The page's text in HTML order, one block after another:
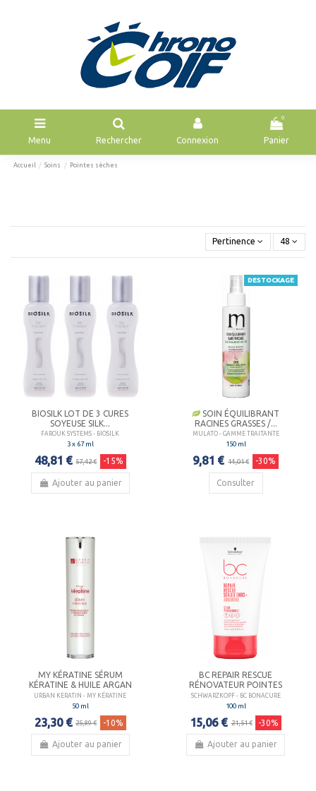
Menu Rechercher Connexion
0
Panier
Accueil Soins Pointes sèches
Pertinence 48
BIOSILK LOT DE 3 CURES
SOYEUSE SILK...
FAROUK SYSTEMS - BIOSILK
3 x 67 ml
48,81 € 57,42 € -15%
Ajouter au panier
DESTOCKAGE
SOIN ÉQUILIBRANT
RACINES GRASSES /...
MULATO - GAMME TRAITANTE
150 ml
9,81 € 14,01 € -30%
Consulter
MY KÉRATINE SÉRUM
KÉRATINE & HUILE ARGAN
URBAN KERATIN - MY KÉRATINE
50 ml
23,30 € 25,89 € -10%
Ajouter au panier
BC REPAIR RESCUE
RÉNOVATEUR POINTES
SCHWARZKOPF - BC BONACURE
100 ml
15,06 € 21,51 € -30%
Ajouter au panier